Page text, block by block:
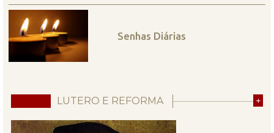
Senhas Diárias
LUTERO E REFORMA +